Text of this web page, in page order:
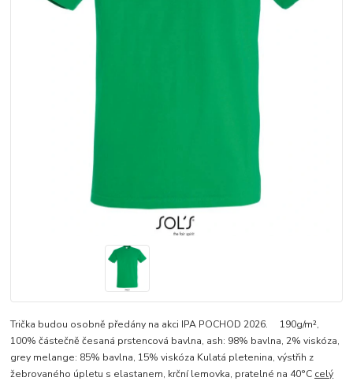
Trička budou osobně předány na akci IPA POCHOD 2026. 190g/m²,
100% částečně česaná prstencová bavlna, ash: 98% bavlna, 2% viskóza,
grey melange: 85% bavlna, 15% viskóza Kulatá pletenina, výstřih z
žebrovaného úpletu s elastanem, krční lemovka, pratelné na 40°C celý